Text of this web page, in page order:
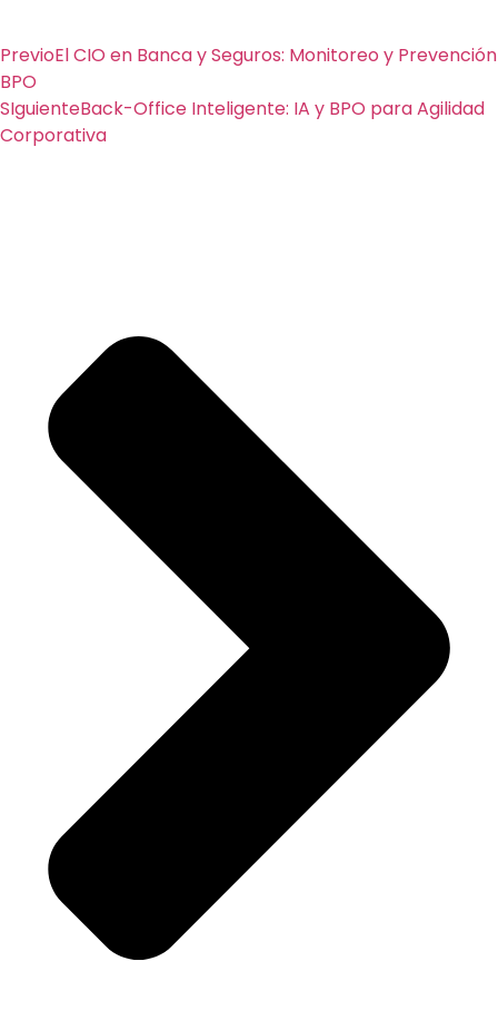
PrevioEl CIO en Banca y Seguros: Monitoreo y Prevención
BPO
SIguienteBack-Office Inteligente: IA y BPO para Agilidad
Corporativa